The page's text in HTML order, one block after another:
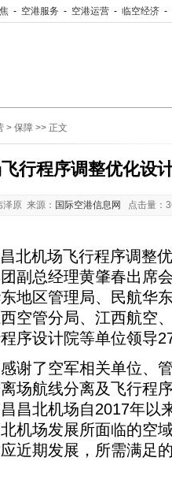
- 空港服务 - 空港运营 - 临空经济 -
> 保障 >> 正文
行程序调整优化设
泽原 来源： 国际空港信息网 点击量：
机场飞行程序调整优
副总经理黄肇春出席
地区管理局、民航华
空管分局、江西航空
序设计院等单位领导
了空军相关单位、
场航线分离及飞行程
昌北机场自2017年以
机场发展所面临的空
近期发展，所需满足